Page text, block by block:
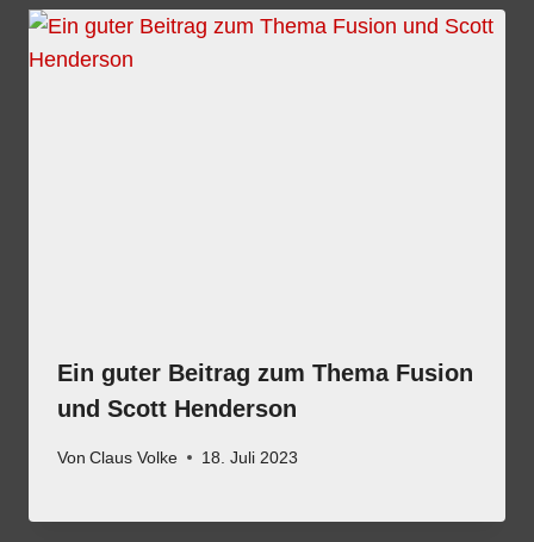
Ein guter Beitrag zum Thema Fusion
und Scott Henderson
Von Claus Volke 18. Juli 2023